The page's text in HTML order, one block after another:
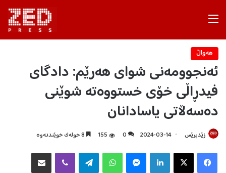
هه‌واڵ
ئەنجوومەنی شوای هەرێم: دادگای
فیدڕاڵی خۆی خستووەتە شوێنی
دەسەڵاتی یاسادانان
زێدپرێس 2024-03-14
0
155
X
Telegram